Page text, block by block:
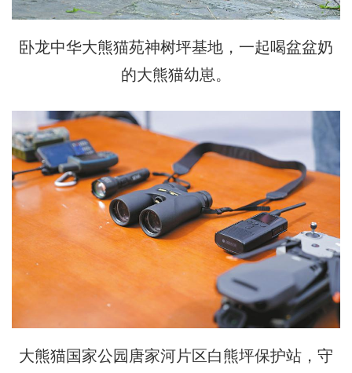
卧龙中华大熊猫苑神树坪基地，一起喝盆盆奶
的大熊猫幼崽。
大熊猫国家公园唐家河片区白熊坪保护站，守